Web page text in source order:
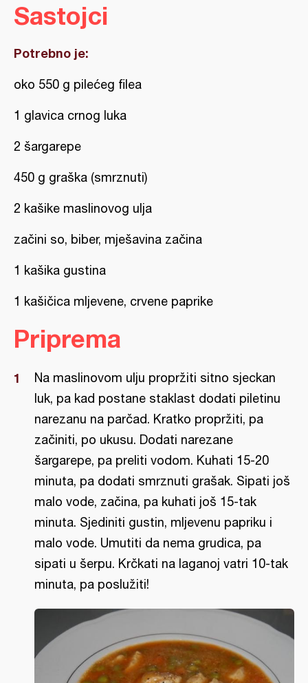
Sastojci
Potrebno je:
oko 550 g pilećeg filea
1 glavica crnog luka
2 šargarepe
450 g graška (smrznuti)
2 kašike maslinovog ulja
začini so, biber, mješavina začina
1 kašika gustina
1 kašičica mljevene, crvene paprike
Priprema
Na maslinovom ulju propržiti sitno sjeckan
luk, pa kad postane staklast dodati piletinu
narezanu na parčad. Kratko propržiti, pa
začiniti, po ukusu. Dodati narezane
šargarepe, pa preliti vodom. Kuhati 15-20
minuta, pa dodati smrznuti grašak. Sipati još
malo vode, začina, pa kuhati još 15-tak
minuta. Sjediniti gustin, mljevenu papriku i
malo vode. Umutiti da nema grudica, pa
sipati u šerpu. Krčkati na laganoj vatri 10-tak
minuta, pa poslužiti!